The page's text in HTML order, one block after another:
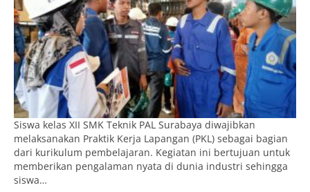
Siswa kelas XII SMK Teknik PAL Surabaya diwajibkan
melaksanakan Praktik Kerja Lapangan (PKL) sebagai bagian
dari kurikulum pembelajaran. Kegiatan ini bertujuan untuk
memberikan pengalaman nyata di dunia industri sehingga
siswa…